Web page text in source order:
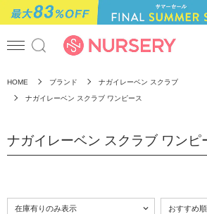
HOME ブランド ナガイレーベン スクラブ
ナガイレーベン スクラブ ワンピース
ナガイレーベン スクラブ ワンピ